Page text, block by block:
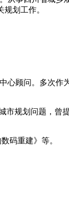
划工作。
心顾问。多次作
规划问题，曾
码重建》等。